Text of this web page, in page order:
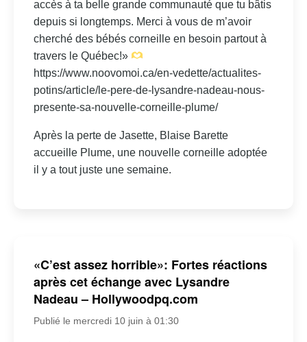
accès à ta belle grande communauté que tu bâtis
depuis si longtemps. Merci à vous de m’avoir
cherché des bébés corneille en besoin partout à
travers le Québec!»
https://www.noovomoi.ca/en-vedette/actualites-
potins/article/le-pere-de-lysandre-nadeau-nous-
presente-sa-nouvelle-corneille-plume/
Après la perte de Jasette, Blaise Barette
accueille Plume, une nouvelle corneille adoptée
il y a tout juste une semaine.
«C’est assez horrible»: Fortes réactions
après cet échange avec Lysandre
Nadeau – Hollywoodpq.com
Publié le mercredi 10 juin à 01:30